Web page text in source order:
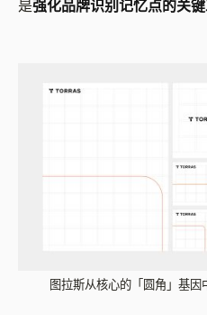
是强化品牌识别记忆点的关键
图拉斯从核心的「圆角」基